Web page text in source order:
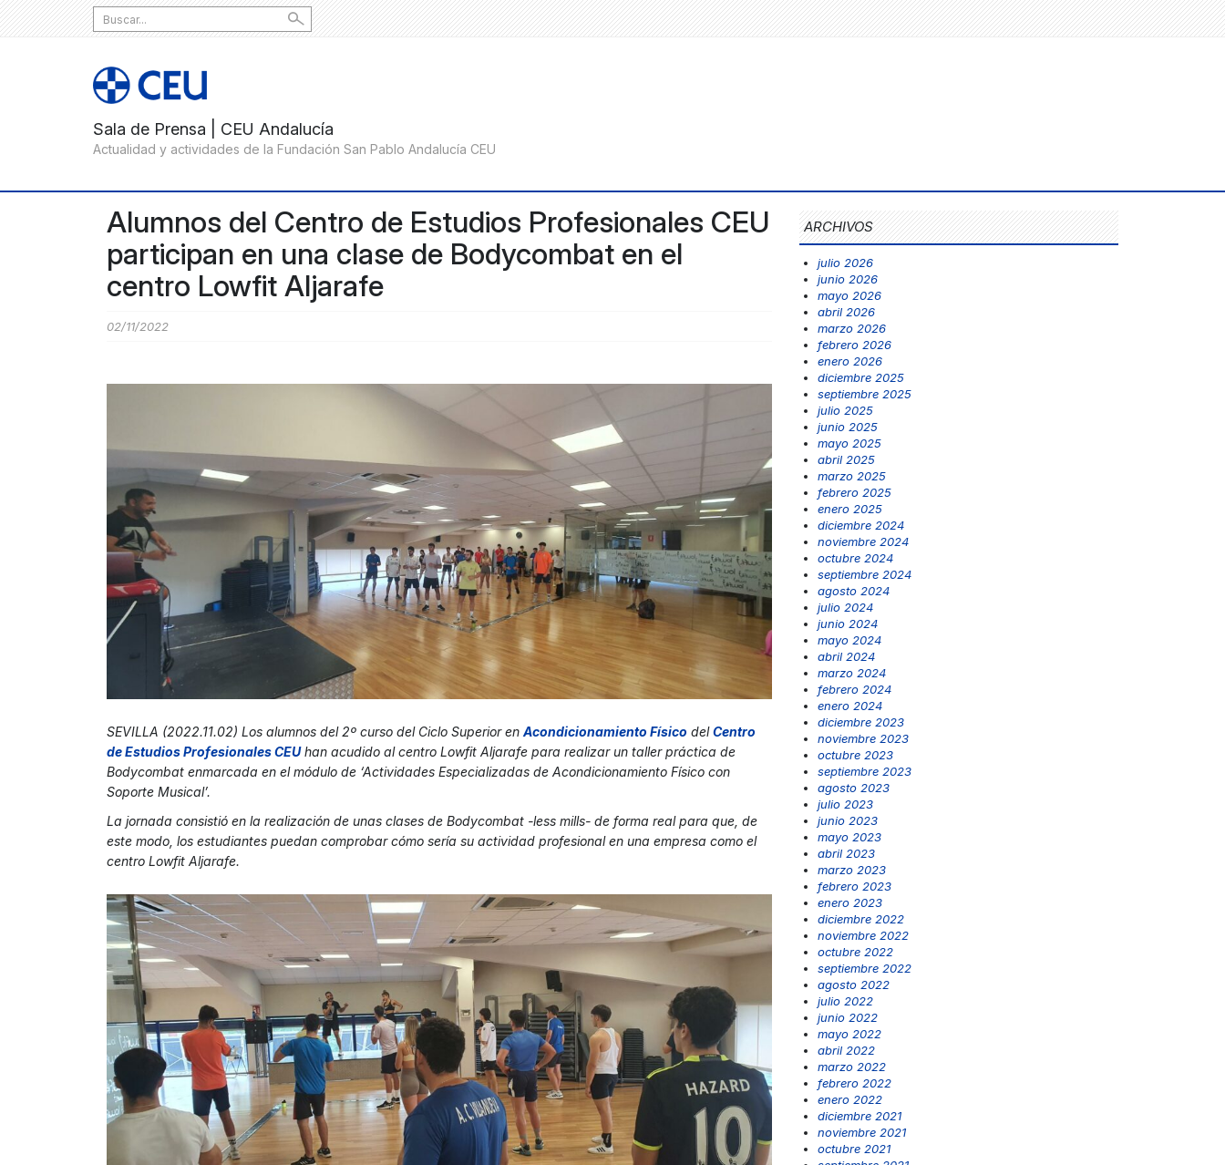
Search
for:
Alumnos del Centro de Estudios Profesionales CEU
participan en una clase de Bodycombat en el
centro Lowfit Aljarafe
02/11/2022
SEVILLA (2022.11.02) Los alumnos del 2º curso del Ciclo Superior en Acondicionamiento Físico delCentro
de Estudios Profesionales CEUhan acudido al centro Lowfit Aljarafe para realizar un taller práctica de
Bodycombat enmarcada en el módulo de ‘Actividades Especializadas de Acondicionamiento Físico con
Soporte Musical’.
La jornada consistió en la realización de unas clases de Bodycombat -less mills- de forma real para que, de
este modo, los estudiantes puedan comprobar cómo sería su actividad profesional en una empresa como el
centro Lowfit Aljarafe.
ARCHIVOS
julio 2026
junio 2026
mayo 2026
abril 2026
marzo 2026
febrero 2026
enero 2026
diciembre 2025
septiembre 2025
julio 2025
junio 2025
mayo 2025
abril 2025
marzo 2025
febrero 2025
enero 2025
diciembre 2024
noviembre 2024
octubre 2024
septiembre 2024
agosto 2024
julio 2024
junio 2024
mayo 2024
abril 2024
marzo 2024
febrero 2024
enero 2024
diciembre 2023
noviembre 2023
octubre 2023
septiembre 2023
agosto 2023
julio 2023
junio 2023
mayo 2023
abril 2023
marzo 2023
febrero 2023
enero 2023
diciembre 2022
noviembre 2022
octubre 2022
septiembre 2022
agosto 2022
julio 2022
junio 2022
mayo 2022
abril 2022
marzo 2022
febrero 2022
enero 2022
diciembre 2021
noviembre 2021
octubre 2021